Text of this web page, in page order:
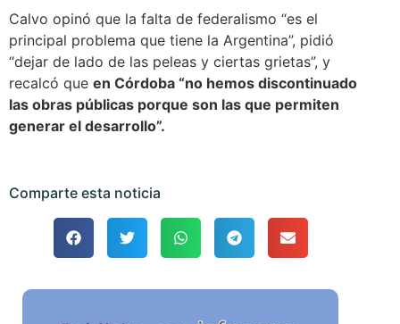
Calvo opinó que la falta de federalismo “es el
principal problema que tiene la Argentina”, pidió
“dejar de lado de las peleas y ciertas grietas”, y
recalcó que en Córdoba “no hemos discontinuado
las obras públicas porque son las que permiten
generar el desarrollo”.
Comparte esta noticia